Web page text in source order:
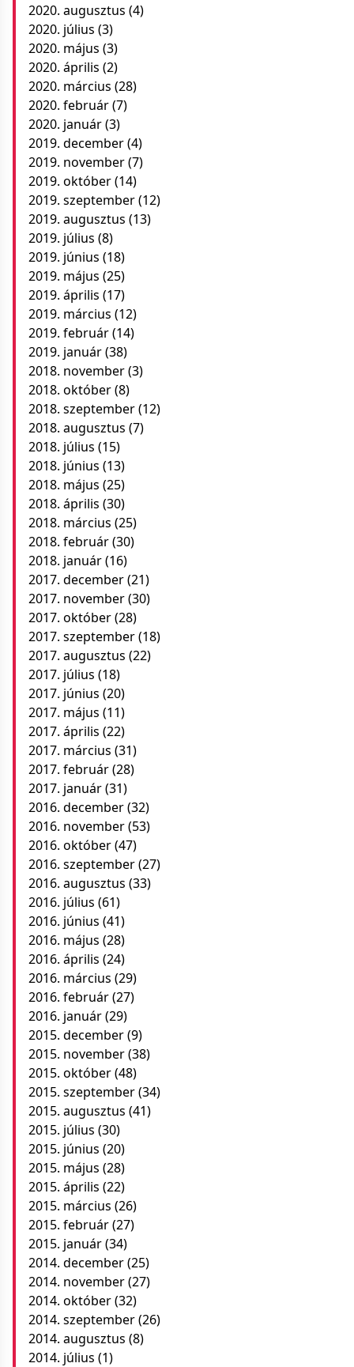
2020. augusztus (4)
2020. július (3)
2020. május (3)
2020. április (2)
2020. március (28)
2020. február(7)
2020. január(3)
2019. december(4)
2019. november(7)
2019. október(14)
2019. szeptember(12)
2019. augusztus (13)
2019. július (8)
2019. június (18)
2019. május (25)
2019. április (17)
2019. március (12)
2019. február(14)
2019. január(38)
2018. november(3)
2018. október(8)
2018. szeptember(12)
2018. augusztus (7)
2018. július (15)
2018. június (13)
2018. május (25)
2018. április (30)
2018. március (25)
2018. február(30)
2018. január(16)
2017. december(21)
2017. november(30)
2017. október(28)
2017. szeptember(18)
2017. augusztus (22)
2017. július (18)
2017. június (20)
2017. május (11)
2017. április (22)
2017. március (31)
2017. február(28)
2017. január(31)
2016. december(32)
2016. november(53)
2016. október(47)
2016. szeptember(27)
2016. augusztus (33)
2016. július (61)
2016. június (41)
2016. május (28)
2016. április (24)
2016. március (29)
2016. február(27)
2016. január(29)
2015. december(9)
2015. november(38)
2015. október(48)
2015. szeptember(34)
2015. augusztus (41)
2015. július (30)
2015. június (20)
2015. május (28)
2015. április (22)
2015. március (26)
2015. február(27)
2015. január(34)
2014. december(25)
2014. november(27)
2014. október(32)
2014. szeptember(26)
2014. augusztus (8)
2014. július (1)